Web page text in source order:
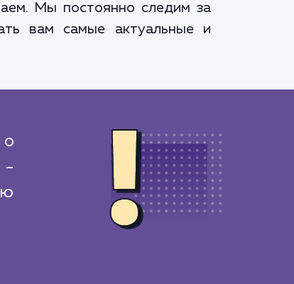
Мы постоянно следим за
вам самые актуальные и
о
-